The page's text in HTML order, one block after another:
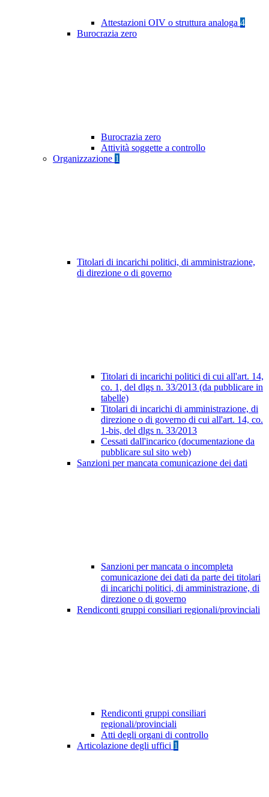
Attestazioni OIV o struttura analoga 4
Burocrazia zero
Burocrazia zero
Attività soggette a controllo
Organizzazione 1
Titolari di incarichi politici, di amministrazione,
di direzione o di governo
Titolari di incarichi politici di cui all'art. 14,
co. 1, del dlgs n. 33/2013 (da pubblicare in
tabelle)
Titolari di incarichi di amministrazione, di
direzione o di governo di cui all'art. 14, co.
1-bis, del dlgs n. 33/2013
Cessati dall'incarico (documentazione da
pubblicare sul sito web)
Sanzioni per mancata comunicazione dei dati
Sanzioni per mancata o incompleta
comunicazione dei dati da parte dei titolari
di incarichi politici, di amministrazione, di
direzione o di governo
Rendiconti gruppi consiliari regionali/provinciali
Rendiconti gruppi consiliari
regionali/provinciali
Atti degli organi di controllo
Articolazione degli uffici 1